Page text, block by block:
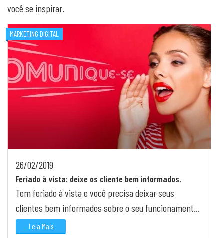
você se inspirar.
MARKETING DIGITAL
26/02/2019
Feriado à vista: deixe os cliente bem informados.
Tem feriado à vista e você precisa deixar seus
clientes bem informados sobre o seu funcionamento.
Confira nossas dicas para acertar na comunicação.
Leia Mais